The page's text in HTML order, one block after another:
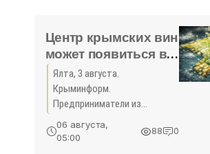
спортсмены могут стать
Центр крымских вин
может появиться в
Братиславе -
«Спорт Крыма»
Ялта, 3 августа.
Крыминформ.
Предприниматели из
продвигать крымские вина в
06 августа,
05:00
88 0